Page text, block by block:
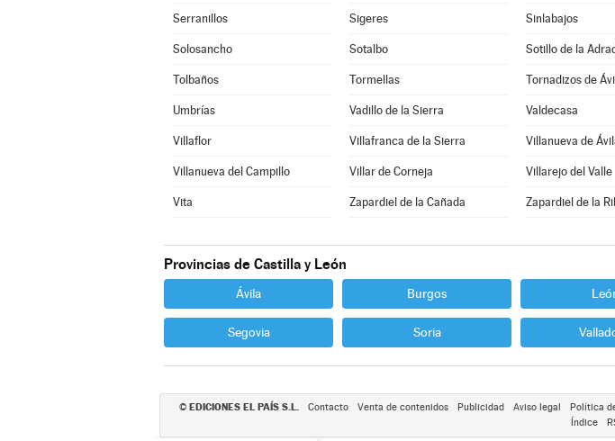
Serranillos Sigeres Sinlabajos
Solosancho Sotalbo Sotillo de la
Tolbaños Tormellas Tornadizos de
Umbrías Vadillo de la Sierra Valdecasa
Villaflor Villafranca de la Sierra Villanueva de
Villanueva del Campillo Villar de Corneja Villarejo del Valle
Vita Zapardiel de la Cañada Zapardiel de la
Provincias de Castilla y León
Ávila Burgos
Segovia Soria
© EDICIONES EL PAÍS S.L. Contacto Venta de contenidos Publicidad Aviso legal Política
Índice